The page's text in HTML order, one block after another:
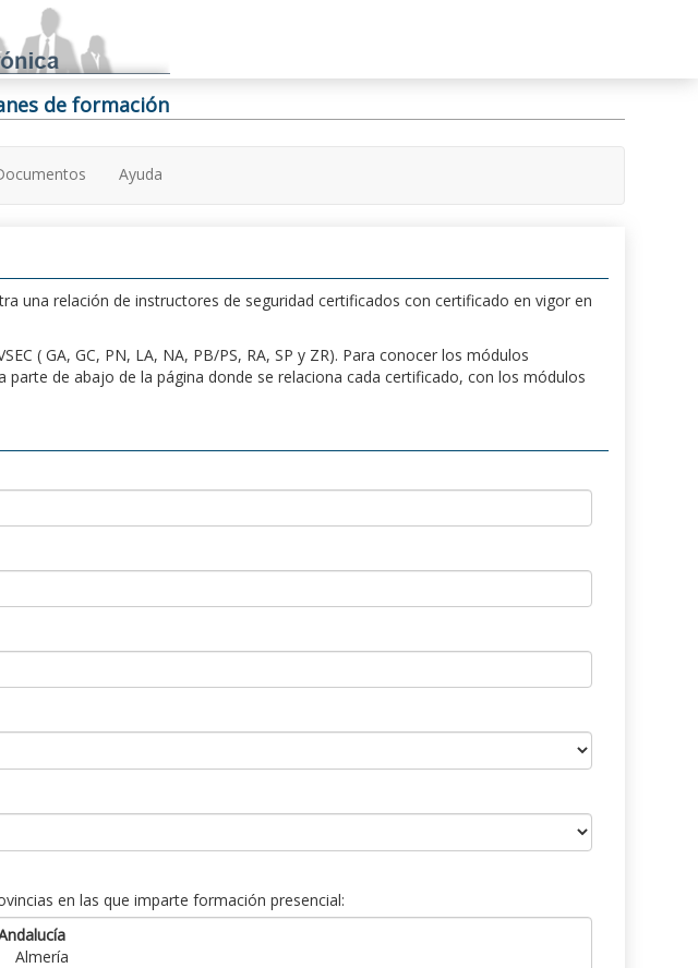
de formación
Ayuda
una relación de instructores de seguridad certificados con certificado en vigor en
( GA, GC, PN, LA, NA, PB/PS, RA, SP y ZR). Para conocer los módulos
de abajo de la página donde se relaciona cada certificado, con los módulos
en las que imparte formación presencial: